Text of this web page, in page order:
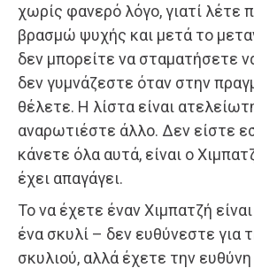
χωρίς φανερό λόγο, γιατί λέτε
βρασμώ ψυχής και μετά το
δεν μπορείτε να σταματήσετε
δεν γυμνάζεστε όταν στην
θέλετε. Η λίστα είναι
αναρωτιέστε άλλο. Δεν είστε
κάνετε όλα αυτά, είναι ο
έχει απαγάγει.
Το να έχετε έναν Χιμπατζή
ένα σκυλί – δεν ευθύνεστε για
σκυλιού, αλλά έχετε την